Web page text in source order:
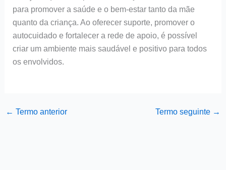
para promover a saúde e o bem-estar tanto da mãe
quanto da criança. Ao oferecer suporte, promover o
autocuidado e fortalecer a rede de apoio, é possível
criar um ambiente mais saudável e positivo para todos
os envolvidos.
← Termo anterior Termo seguinte →